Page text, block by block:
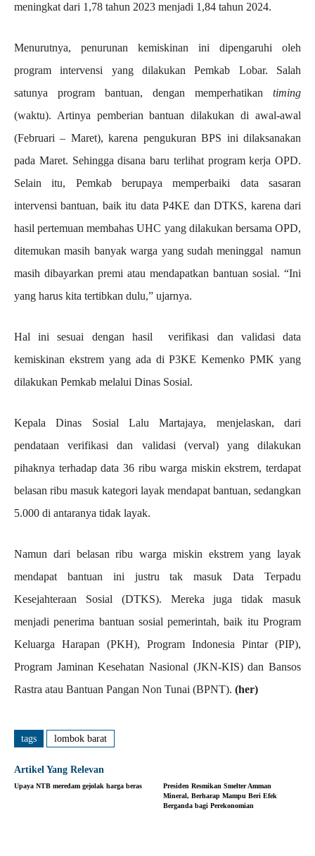
meningkat dari 1,78 tahun 2023 menjadi 1,84 tahun 2024.
Menurutnya, penurunan kemiskinan ini dipengaruhi oleh
program intervensi yang dilakukan Pemkab Lobar. Salah
satunya program bantuan, dengan memperhatikan timing
(waktu). Artinya pemberian bantuan dilakukan di awal-awal
(Februari – Maret), karena pengukuran BPS ini dilaksanakan
pada Maret. Sehingga disana baru terlihat program kerja OPD.
Selain itu, Pemkab berupaya memperbaiki data sasaran
intervensi bantuan, baik itu data P4KE dan DTKS, karena dari
hasil pertemuan membahas UHC yang dilakukan bersama OPD,
ditemukan masih banyak warga yang sudah meninggal namun
masih dibayarkan premi atau mendapatkan bantuan sosial. “Ini
yang harus kita tertibkan dulu,” ujarnya.
Hal ini sesuai dengan hasil verifikasi dan validasi data
kemiskinan ekstrem yang ada di P3KE Kemenko PMK yang
dilakukan Pemkab melalui Dinas Sosial.
Kepala Dinas Sosial Lalu Martajaya, menjelaskan, dari
pendataan verifikasi dan validasi (verval) yang dilakukan
pihaknya terhadap data 36 ribu warga miskin ekstrem, terdapat
belasan ribu masuk kategori layak mendapat bantuan, sedangkan
5.000 di antaranya tidak layak.
Namun dari belasan ribu warga miskin ekstrem yang layak
mendapat bantuan ini justru tak masuk Data Terpadu
Kesejahteraan Sosial (DTKS). Mereka juga tidak masuk
menjadi penerima bantuan sosial pemerintah, baik itu Program
Keluarga Harapan (PKH), Program Indonesia Pintar (PIP),
Program Jaminan Kesehatan Nasional (JKN-KIS) dan Bansos
Rastra atau Bantuan Pangan Non Tunai (BPNT). (her)
tags lombok barat
Artikel Yang Relevan
Upaya NTB meredam gejolak harga beras
Presiden Resmikan Smelter Amman
Mineral, Berharap Mampu Beri Efek
Berganda bagi Perekonomian